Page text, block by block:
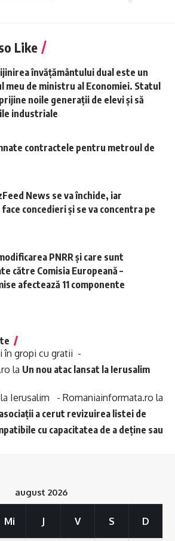
Like
învăţământului dual este un
meu de ministru al Economiei. Statul
noile generaţii de elevi şi să
industriale
contractele pentru metroul de
News se va închide, iar
concedieri şi se va concentra pe
PNRR şi care sunt
către Comisia Europeană –
afectează 11 componente
în gropi cu gratii -
la Un nou atac lansat la Ierusalim
Ierusalim - Romaniainformata.ro la
a cerut revizuirea listei de
cu capacitatea de a deține sau
august 2026
Mi J V S D